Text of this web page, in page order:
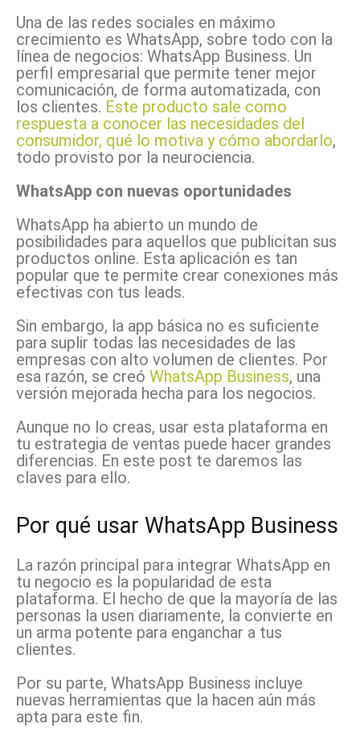
Una de las redes sociales en máximo
crecimiento es WhatsApp, sobre todo con la
línea de negocios: WhatsApp Business. Un
perfil empresarial que permite tener mejor
comunicación, de forma automatizada, con
los clientes. Este producto sale como
respuesta a conocer las necesidades del
consumidor, qué lo motiva y cómo abordarlo,
todo provisto por la neurociencia.
WhatsApp con nuevas oportunidades
WhatsApp ha abierto un mundo de
posibilidades para aquellos que publicitan sus
productos online. Esta aplicación es tan
popular que te permite crear conexiones más
efectivas con tus leads.
Sin embargo, la app básica no es suficiente
para suplir todas las necesidades de las
empresas con alto volumen de clientes. Por
esa razón, se creó WhatsApp Business, una
versión mejorada hecha para los negocios.
Aunque no lo creas, usar esta plataforma en
tu estrategia de ventas puede hacer grandes
diferencias. En este post te daremos las
claves para ello.
Por qué usar WhatsApp Business
La razón principal para integrar WhatsApp en
tu negocio es la popularidad de esta
plataforma. El hecho de que la mayoría de las
personas la usen diariamente, la convierte en
un arma potente para enganchar a tus
clientes.
Por su parte, WhatsApp Business incluye
nuevas herramientas que la hacen aún más
apta para este fin.